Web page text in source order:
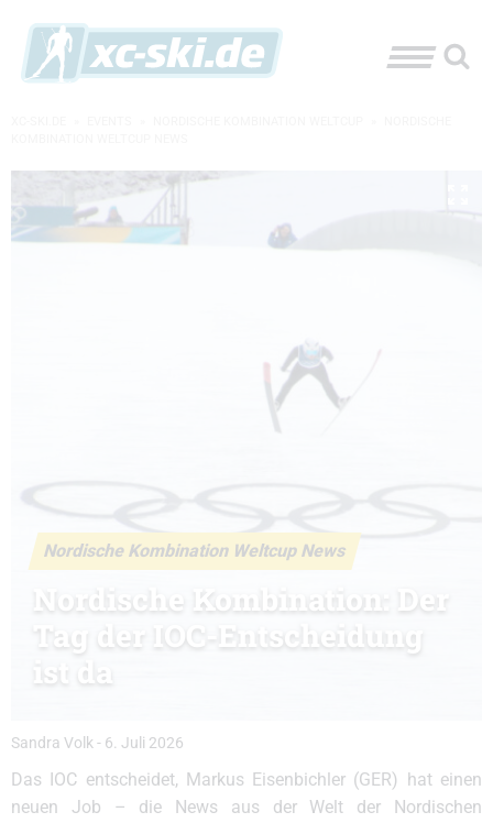
Nordische Kombination Weltcup News
Nordische Kombination: Der
Tag der IOC-Entscheidung
ist da
Sandra Volk- 6. Juli 2026
Das IOC entscheidet, Markus Eisenbichler (GER) hat einen
neuen Job – die News aus der Welt der Nordischen